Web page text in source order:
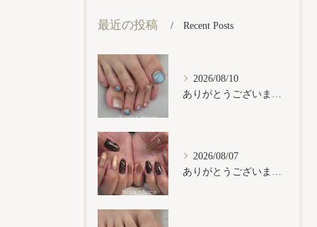
最近の投稿 Recent Posts
2026/08/10
2026/08/07